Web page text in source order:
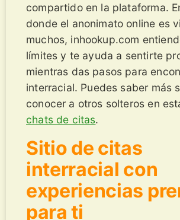
compartido en la plataforma.
donde el anonimato online es
muchos, inhookup.com
límites y te ayuda a sentirte
mientras das pasos para
interracial. Puedes saber más
conocer a otros solteros en
chats de citas.
Sitio de citas
interracial con
experiencias
para ti